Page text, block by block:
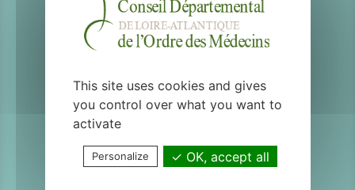
pour Congé
Décembre
2025 à
This site uses cookies and gives
you control over what you want to
activate
Personalize OK, accept all